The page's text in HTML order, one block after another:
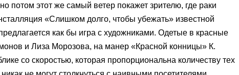
потом этот же самый ветер покажет зрителю, где раки
«Слишком долго, чтобы убежать» известной
как бы игра с художниками. Одетые в красные
и Лиза Морозова, на манер «Красной конницы» К.
со скоростью, которая пропорциональна количеству тех